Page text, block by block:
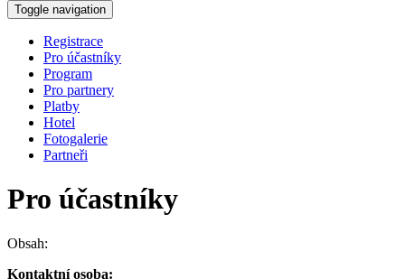
Toggle navigation
Registrace
Pro účastníky
Program
Pro partnery
Platby
Hotel
Fotogalerie
Partneři
Pro účastníky
Obsah:
Kontaktní osoba: